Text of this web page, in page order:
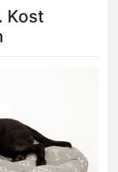
Kost